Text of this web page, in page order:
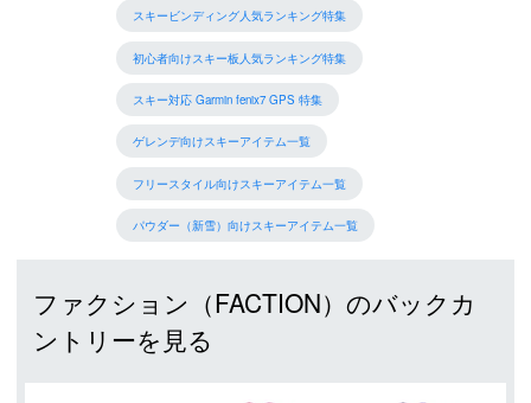
スキービンディング人気ランキング特集
初心者向けスキー板人気ランキング特集
スキー対応 Garmin fenix7 GPS 特集
ゲレンデ向けスキーアイテム一覧
フリースタイル向けスキーアイテム一覧
パウダー（新雪）向けスキーアイテム一覧
ファクション（FACTION）のバックカ
ントリーを見る